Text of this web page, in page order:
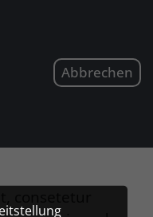
Abbrechen
consetetur